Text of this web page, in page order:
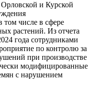
Орловской и Курской
том числе в сфере
растений. Из отчета
года сотрудниками
по контролю за
при производстве
модифицированные
с нарушением